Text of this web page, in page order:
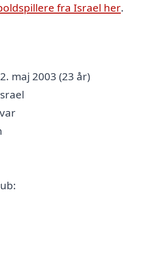
fra Israel her.
maj 2003 (23 år)